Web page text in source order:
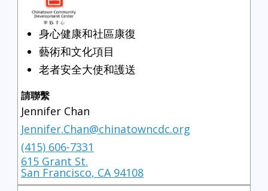
身心健康和社區康復
藝術和文化項目
老者安全大使和護送
請聯繫
Jennifer Chan
Jennifer.Chan@chinatowncdc.org
(415) 606-7331
615 Grant St.
San Francisco, CA 94108